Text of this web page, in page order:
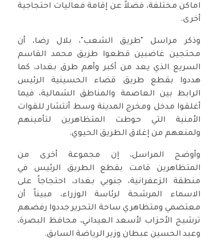
اماكن مختلفة، فضلاً عن إقامة فعاليات احتجاجية
أخرى.
وذكر مراسل "طريق الشعب"، بلال رضا، أن
محتجين غاضبين قطعوا طريق محمد القاسم
السريع الذي يعد من أكبر وأهم طرق بغداد، كما
هددوا بقطع طريق قضاء الحسينية الرئيس
الرابط بين العاصمة والمناطق الشمالية، فيما
أغلقوا مدخل ومخرج المدينة وسط أنتشار للقوات
الأمنية التي حوطت المتظاهرين لتأمينهم
ولمنعهم من إغلاق الطريق الحيوي.
وأوضح المراسل، إن مجموعة أخرى من
المتظاهرين قامت بقطع الطريق الرئيس في
منطقة الزعفرانية، جنوبي بغداد، احتجاجاً على
الاسماء المرشحة لرئاسة الوزراء، مبيناً أن
معتصمي ومتظاهري ساحة التحرير جددوا رفضهم
ترشيح الأحزاب لأسعد العيداني، محافظ البصرة،
وعبد الحسين عبطان وزير الرياضة ‏السابق.